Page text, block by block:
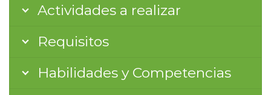
Actividades a realizar
Requisitos
Habilidades y Competencias